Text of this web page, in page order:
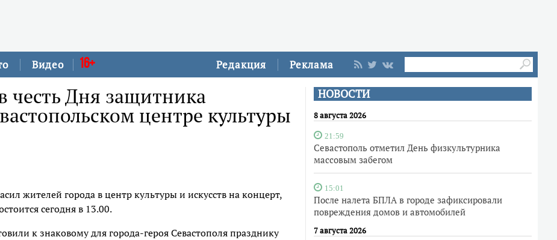
Редакция Реклама
Видео 16+
НОВОСТИ
8 августа 2026
21:59
Севастополь отметил День физкультурника
массовым забегом
15:01
После налета БПЛА в городе зафиксировали
повреждения домов и автомобилей
7 августа 2026
честь Дня защитника
центре культуры
жителей города в центр культуры и искусств на концерт,
сегодня в 13.00.
к знаковому для города-героя Севастополя празднику